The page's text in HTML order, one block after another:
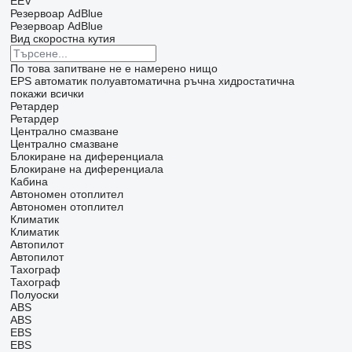
Резервоар AdBlue
Резервоар AdBlue
Вид скоростна кутия
По това запитване не е намерено нищо
EPS автоматик полуавтоматична ръчна хидростатична
покажи всички
Ретардер
Ретардер
Централно смазване
Централно смазване
Блокиране на диференциала
Блокиране на диференциала
Кабина
Автономен отоплител
Автономен отоплител
Климатик
Климатик
Автопилот
Автопилот
Тахограф
Тахограф
Полуоски
ABS
ABS
EBS
EBS